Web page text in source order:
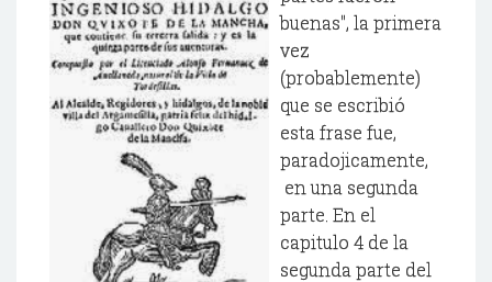
buenas", la primera
vez
(probablemente)
que se escribió
esta frase fue,
paradojicamente,
en una segunda
parte. En el
capitulo 4 de la
segunda parte del